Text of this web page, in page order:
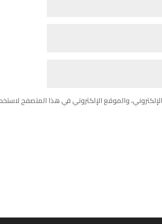
والموقع الإلكتروني في هذا المتصفح